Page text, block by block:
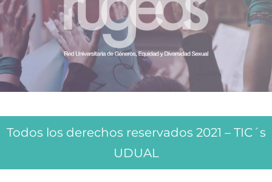
Todos los derechos reservados 2021 – TIC´s
UDUAL